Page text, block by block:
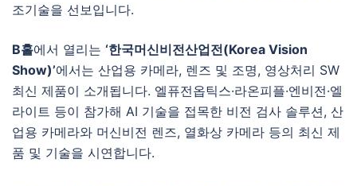
조기술을 선보입니다.
B홀에서 열리는 ‘한국머신비전산업전(Korea Vision
Show)’에서는 산업용 카메라, 렌즈 및 조명, 영상처리 SW
최신 제품이 소개됩니다. 엘퓨전옵틱스·라온피플·엔비전·엘
라이트 등이 참가해 AI 기술을 접목한 비전 검사 솔루션, 산
업용 카메라와 머신비전 렌즈, 열화상 카메라 등의 최신 제
품 및 기술을 시연합니다.